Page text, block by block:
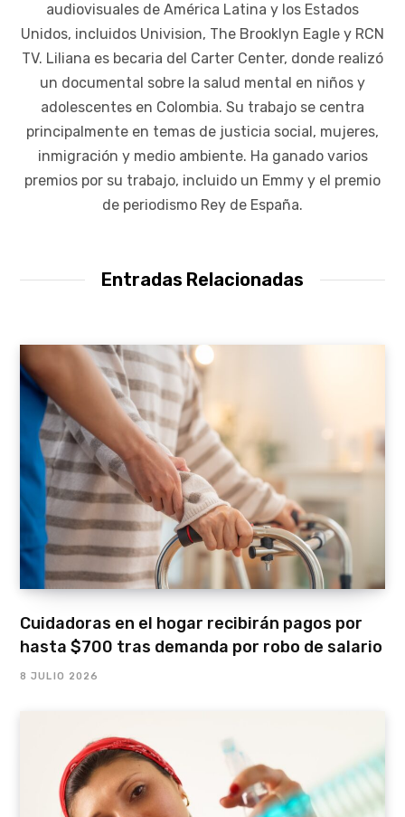
audiovisuales de América Latina y los Estados
Unidos, incluidos Univision, The Brooklyn Eagle y RCN
TV. Liliana es becaria del Carter Center, donde realizó
un documental sobre la salud mental en niños y
adolescentes en Colombia. Su trabajo se centra
principalmente en temas de justicia social, mujeres,
inmigración y medio ambiente. Ha ganado varios
premios por su trabajo, incluido un Emmy y el premio
de periodismo Rey de España.
Entradas Relacionadas
Cuidadoras en el hogar recibirán pagos por
hasta $700 tras demanda por robo de salario
8 JULIO 2026